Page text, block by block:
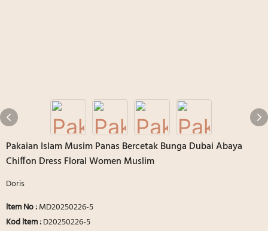
Pakaian Islam Musim Panas Bercetak Bunga Dubai Abaya
Chiffon Dress Floral Women Muslim
Doris
ltem No:MD20250226-5
Kod ltem :D20250226-5